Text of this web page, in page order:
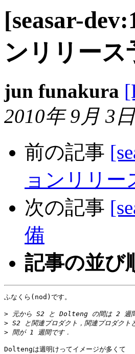
[seasar-
ンリリー
jun funakura
2010年 9月 3
前の記事
ョンリリ
次の記事
備
記事の並び
ふなくら(nod)です。
>
>
>
Doltengは週明けってイメージが多くて